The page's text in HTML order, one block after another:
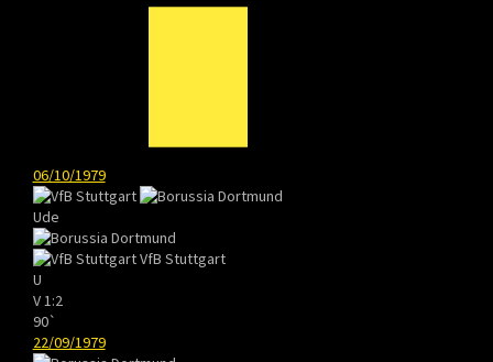
06/10/1979
Ude
VfB Stuttgart
U
V 1:2
90`
22/09/1979